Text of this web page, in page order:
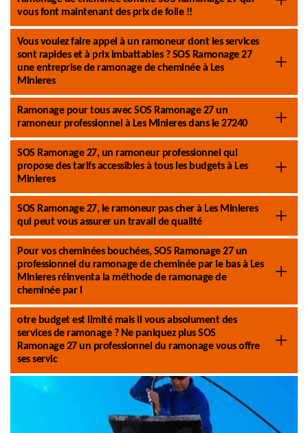
vous font maintenant des prix de folie !!
Vous voulez faire appel à un ramoneur dont les services
sont rapides et à prix imbattables ? SOS Ramonage 27
une entreprise de ramonage de cheminée à Les
Minieres
Ramonage pour tous avec SOS Ramonage 27 un
ramoneur professionnel à Les Minieres dans le 27240
SOS Ramonage 27, un ramoneur professionnel qui
propose des tarifs accessibles à tous les budgets à Les
Minieres
SOS Ramonage 27, le ramoneur pas cher à Les Minieres
qui peut vous assurer un travail de qualité
Pour vos cheminées bouchées, SOS Ramonage 27 un
professionnel du ramonage de cheminée par le bas à Les
Minieres réinventa la méthode de ramonage de
cheminée par l
otre budget est limité mais il vous absolument des
services de ramonage ? Ne paniquez plus SOS
Ramonage 27 un professionnel du ramonage vous offre
ses servic